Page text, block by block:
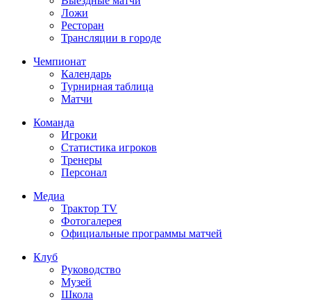
Ложи
Ресторан
Трансляции в городе
Чемпионат
Календарь
Турнирная таблица
Матчи
Команда
Игроки
Статистика игроков
Тренеры
Персонал
Медиа
Трактор TV
Фотогалерея
Официальные программы матчей
Клуб
Руководство
Музей
Школа